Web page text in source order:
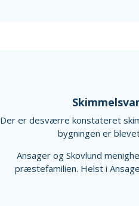
Der er desværre konstateret
bygningen er
Ansager og Skovlund
præstefamilien. Helst i